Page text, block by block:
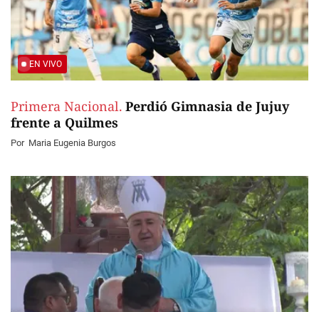
EN VIVO
Primera Nacional. Perdió Gimnasia de Jujuy
frente a Quilmes
Por Maria Eugenia Burgos